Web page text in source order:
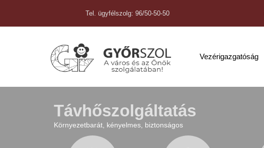
Tel. ügyfélszolg: 96/50-50-50
Vezérigazgatóság
Távhőszolgáltatás
Környezetbarát, kényelmes, biztonságos